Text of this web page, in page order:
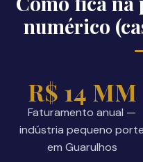
numérico
R$ 14 MM
Faturamento anual —
indústria pequeno porte
em Guarulhos